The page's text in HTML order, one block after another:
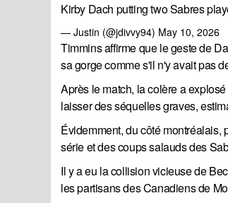
Kirby Dach putting two Sabres
— Justin (@jdivvy94) May 10, 2026
Timmins affirme que le geste de
sa gorge comme s'il n'y avait pas
Après le match, la colère a
laisser des séquelles graves,
Évidemment, du côté montréalais,
série et des coups salauds des
Il y a eu la collision vicieuse de
les partisans des Canadiens de